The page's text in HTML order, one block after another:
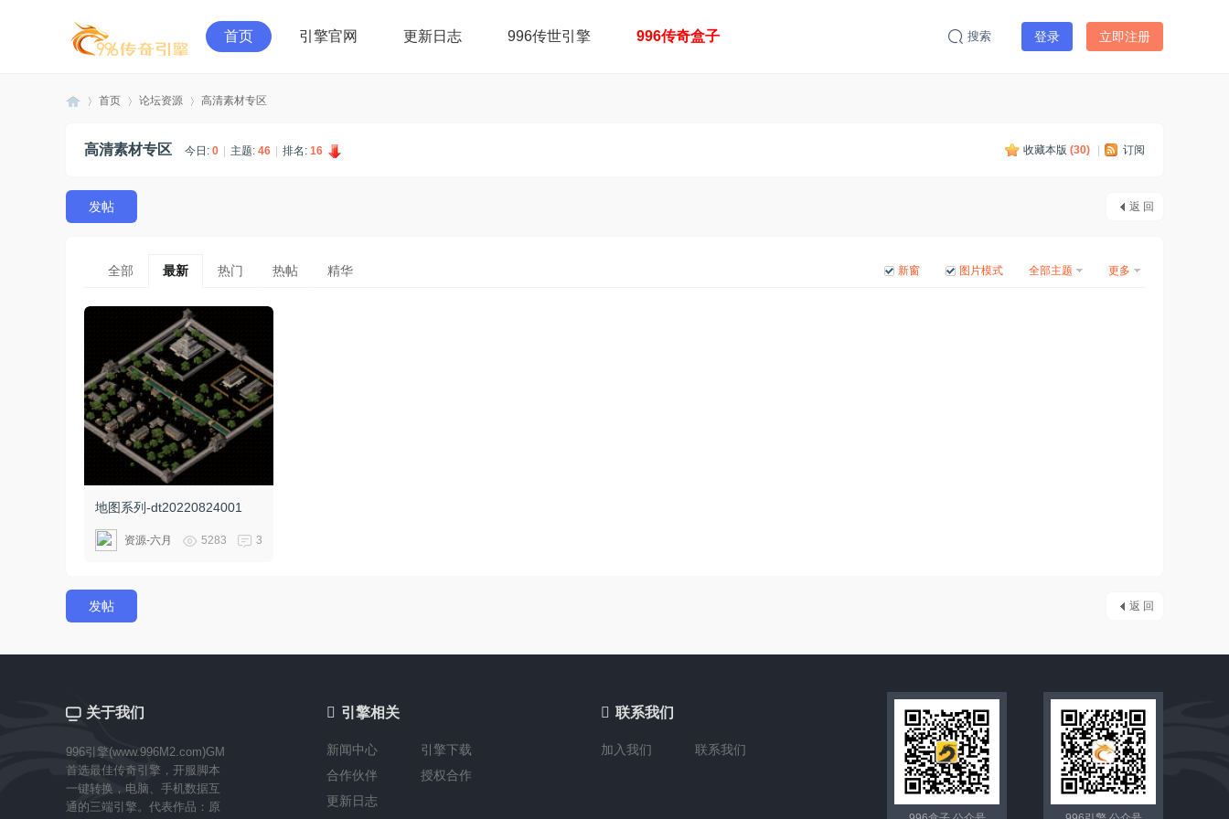
首页 引擎官网 更新日志 996传世引擎 996传奇盒子 搜索 登录 立即注册
首页 论坛资源 高清素材专区
收藏本版 (30) 订阅
高清素材专区 今日: 0 主题: 46 排名: 16
返 回
发帖
全部 最新 热门 热帖 精华 新窗 图片模式 全部主题 更多
地图系列-dt20220824001
5283 3
资源-六月
返 回
发帖
关于我们
996引擎(www.996M2.com)GM
首选最佳传奇引擎，开服脚本
一键转换，电脑、手机数据互
通的三端引擎。代表作品：原
 引擎相关
新闻中心
引擎下载
合作伙伴
授权合作
更新日志
 联系我们
加入我们 联系我们